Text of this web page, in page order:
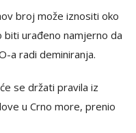
broj može iznositi oko
urađeno namjerno da
a radi deminiranja.
se držati pravila iz
u Crno more, prenio